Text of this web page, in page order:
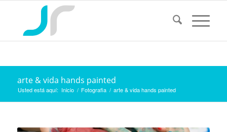
arte & vida hands painted
Usted está aquí: Inicio / Fotografia / arte & vida hands painted